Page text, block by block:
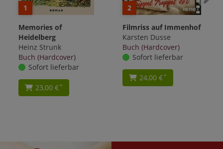
1
Memories of
Heidelberg
Heinz Strunk
Buch (Hardcover)
Sofort lieferbar
23,00 €*
2
Filmriss auf Immenhof
Karsten Dusse
Buch (Hardcover)
Sofort lieferbar
24,00 €*